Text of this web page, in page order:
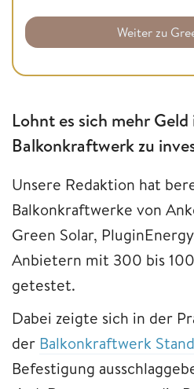
Weiter zu
Lohnt es sich mehr
Balkonkraftwerk zu
Unsere Redaktion hat
Balkonkraftwerke von
Green Solar,
Anbietern mit 300 bis
getestet.
Dabei zeigte sich in der
der Balkonkraftwerk
Befestigung